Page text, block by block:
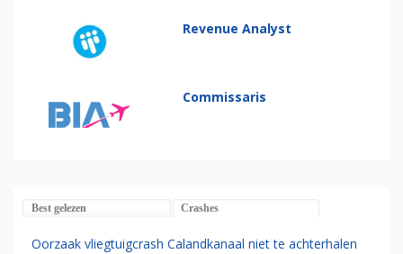
Revenue Analyst
Commissaris
Best gelezen Crashes
Oorzaak vliegtuigcrash Calandkanaal niet te achterhalen